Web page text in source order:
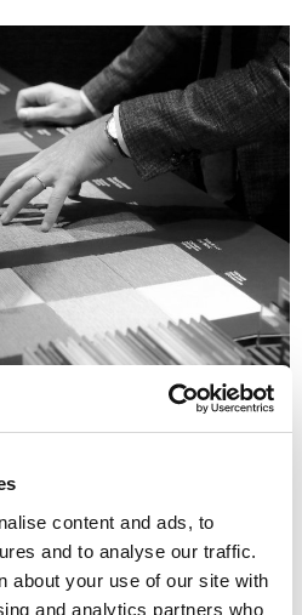
content and ads, to
and to analyse our traffic.
about your use of our site with
and analytics partners who